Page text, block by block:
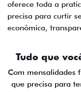
oferece toda a
precisa para curtir
econômica,
Tudo que
Com mensalidades
que precisa para